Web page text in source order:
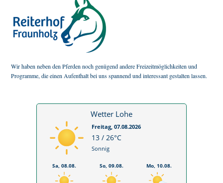
Wir haben neben den Pferden noch genügend andere Freizeitmöglichkeiten und
Programme, die einen Aufenthalt bei uns spannend und interessant gestalten lassen.
Wetter Lohe
Freitag, 07.08.2026
13 / 26°C
Sonnig
Sa, 08.08. So, 09.08. Mo, 10.08.